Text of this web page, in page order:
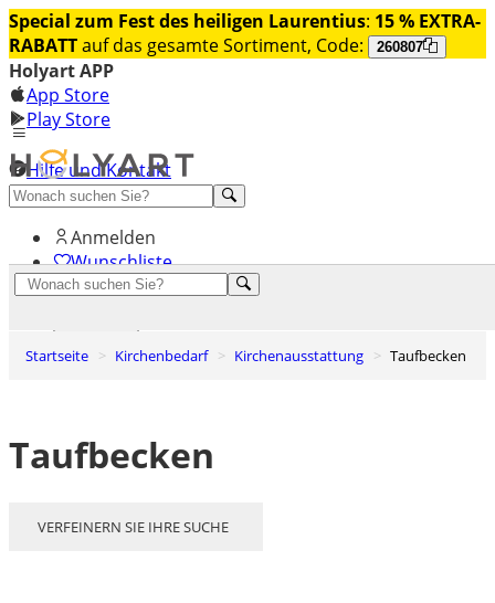
Special zum Fest des heiligen Laurentius: 15 % EXTRA-
RABATTauf das gesamte Sortiment, Code: 260807
Holyart APP
App Store
Play Store
Hilfe und Kontakt
Entdecken Sie Premium
Anmelden
Wunschliste
Startseite Kirchenbedarf Kirchenausstattung Taufbecken
Taufbecken
VERFEINERN SIE IHRE SUCHE